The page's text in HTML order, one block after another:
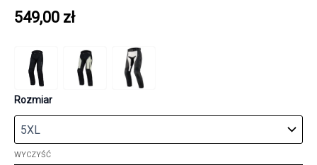
549,00 zł
Rozmiar
WYCZYŚĆ